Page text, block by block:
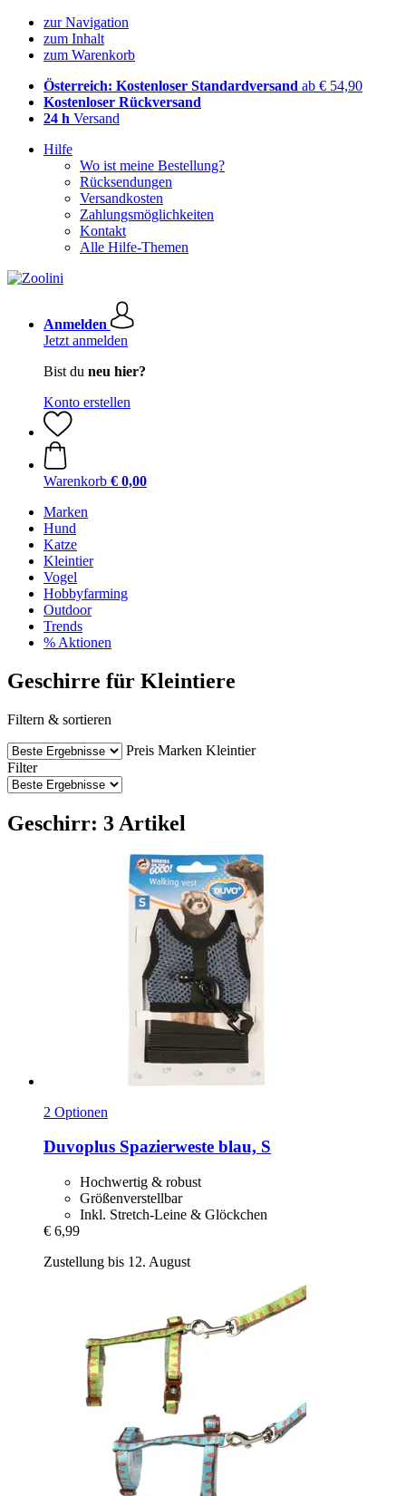
zur Navigation
zum Inhalt
zum Warenkorb
Österreich: Kostenloser Standardversand ab € 54,90
Kostenloser Rückversand
24 h Versand
Hilfe
Wo ist meine Bestellung?
Rücksendungen
Versandkosten
Zahlungsmöglichkeiten
Kontakt
Alle Hilfe-Themen
Anmelden
Jetzt anmelden
Bist du neu hier?
Konto erstellen
Warenkorb € 0,00
Marken
Hund
Katze
Kleintier
Vogel
Hobbyfarming
Outdoor
Trends
% Aktionen
Geschirre für Kleintiere
Filtern & sortieren
Preis Marken Kleintier
Filter
Geschirr: 3 Artikel
2 Optionen
Duvoplus Spazierweste blau, S
Hochwertig & robust
Größenverstellbar
Inkl. Stretch-Leine & Glöckchen
€ 6,99
Zustellung bis 12. August